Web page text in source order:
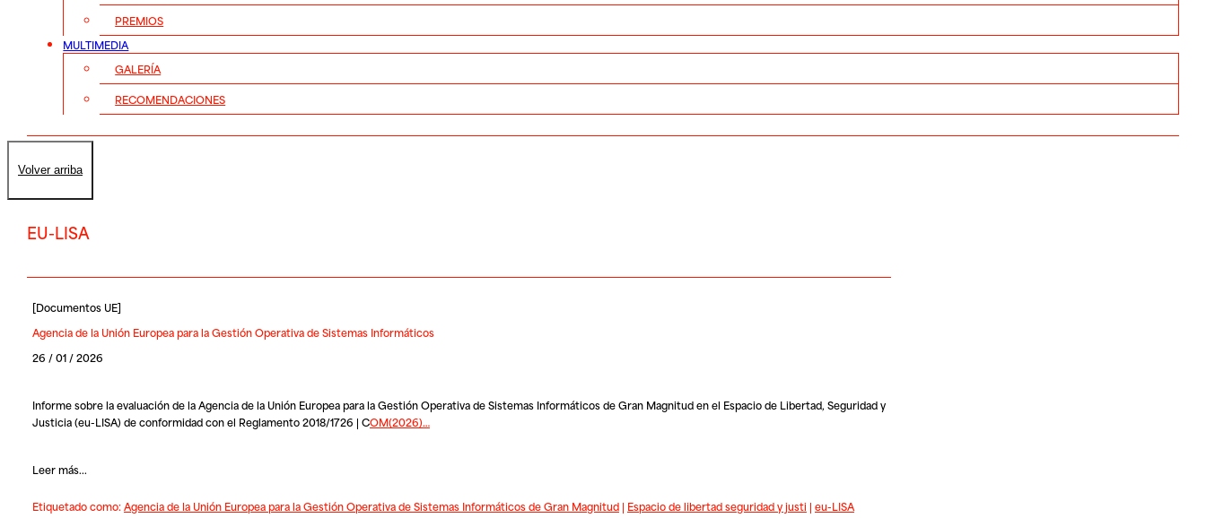
PREMIOS
MULTIMEDIA
GALERÍA
RECOMENDACIONES
Volver arriba
EU-LISA
[Documentos UE]
Agencia de la Unión Europea para la Gestión Operativa de Sistemas Informáticos
26 / 01 / 2026
Informe sobre la evaluación de la Agencia de la Unión Europea para la Gestión Operativa de Sistemas Informáticos de Gran Magnitud en el Espacio de Libertad, Seguridad y
Justicia (eu-LISA) de conformidad con el Reglamento 2018/1726 | COM(2026)…
Leer más...
Etiquetado como:Agencia de la Unión Europea para la Gestión Operativa de Sistemas Informáticos de Gran Magnitud| Espacio de libertad seguridad y justi| eu-LISA